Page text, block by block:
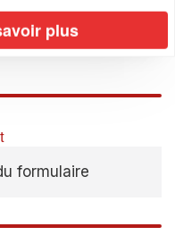
contributors,CC-BY-SA
formulaire
plus